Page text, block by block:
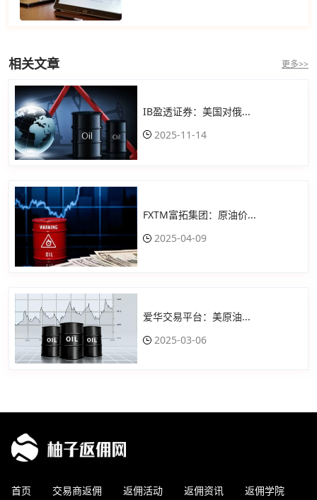
相关文章 更多>>
IB盈透证券：美国对俄...
2025-11-14
FXTM富拓集团：原油价...
2025-04-09
爱华交易平台：美原油...
2025-03-06
首页 交易商返佣 返佣活动 返佣资讯 返佣学院